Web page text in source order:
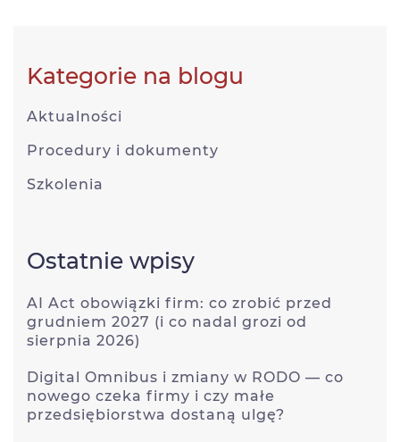
Kategorie na blogu
Aktualności
Procedury i dokumenty
Szkolenia
Ostatnie wpisy
AI Act obowiązki firm: co zrobić przed
grudniem 2027 (i co nadal grozi od
sierpnia 2026)
Digital Omnibus i zmiany w RODO — co
nowego czeka firmy i czy małe
przedsiębiorstwa dostaną ulgę?